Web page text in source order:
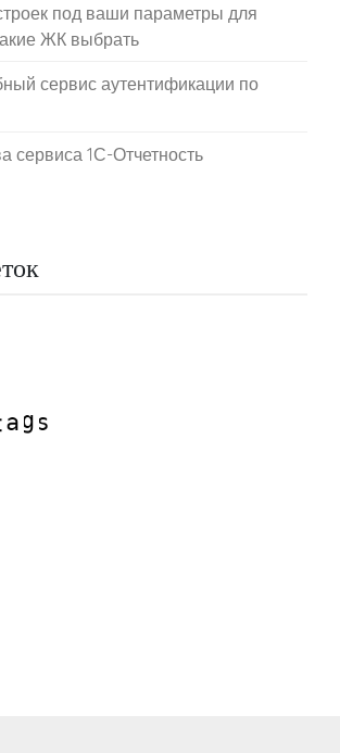
под ваши параметры для
ЖК выбрать
сервис аутентификации по
сервиса 1С-Отчетность